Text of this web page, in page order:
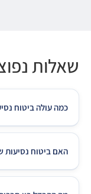
שאלות
כמה עולה ביטוח
מחיר ביטוח נסיעות
האם ביטוח
ברוב המקרים — לא.